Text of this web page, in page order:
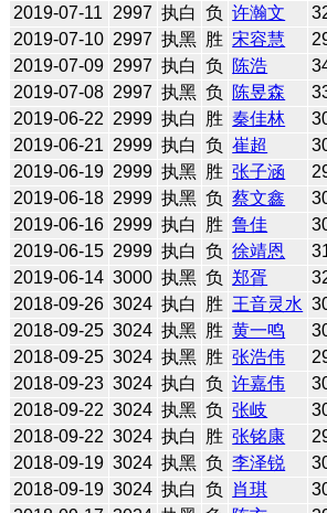
2019-07-11
2997 执白 负 许瀚文
2019-07-10 2997 执黑 胜 宋容慧
2019-07-09 2997 执白 负 陈浩
2019-07-08 2997 执黑 负 陈昱森
2019-06-22 2999 执白 胜 秦佳林
2019-06-21 2999 执白 负 崔超
2019-06-19 2999 执黑 胜 张子涵
2019-06-18 2999 执黑 负 蔡文鑫
2019-06-16 2999 执白 胜 鲁佳
2019-06-15 2999 执白 负 徐靖恩
2019-06-14 3000 执黑 负 郑胥
2018-09-26 3024 执白 胜 王音灵水
2018-09-25 3024 执黑 胜 黄一鸣
2018-09-25 3024 执黑 胜 张浩伟
2018-09-23 3024 执白 负 许嘉伟
2018-09-22 3024 执黑 负 张岐
2018-09-22 3024 执白 胜 张铭康
2018-09-19 3024 执黑 负 李泽锐
2018-09-19 3024 执白 负 肖琪